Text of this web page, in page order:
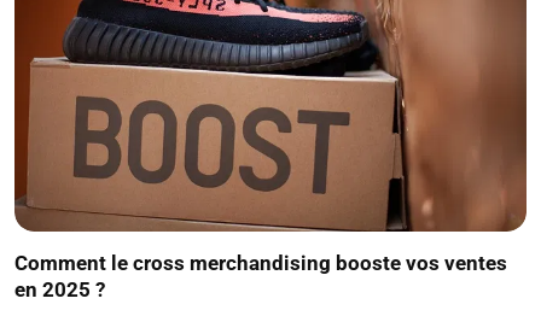
Comment le cross merchandising booste vos ventes
en 2025 ?